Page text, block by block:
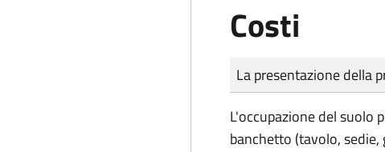
Costi
Tipo di pagamento
Importo
La presentazione della
L'occupazione del suolo
banchetto (tavolo,